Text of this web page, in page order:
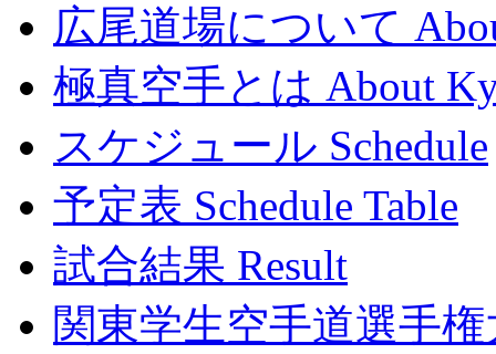
広尾道場について
極真空手とは About
スケジュール Schedule
予定表 Schedule Table
試合結果 Result
関東学生空手道選手権